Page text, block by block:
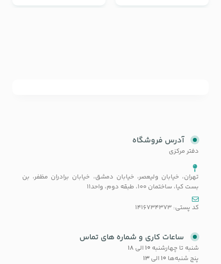
آدرس فروشگاه
دفتر مرکزی
تهران، خیابان ولیعصر، خیابان دمشق، خیابان برادران مظفر، بن
بست کیا، ساختمان 100، طبقه دوم، واحد11
کد پستی: 1416734373
ساعات کاری و شماره های تماس
شنبه تا چهارشنبه ۱۰ الی ۱۸
پنج شنبه‌ها ۱۰ الی ۱۳